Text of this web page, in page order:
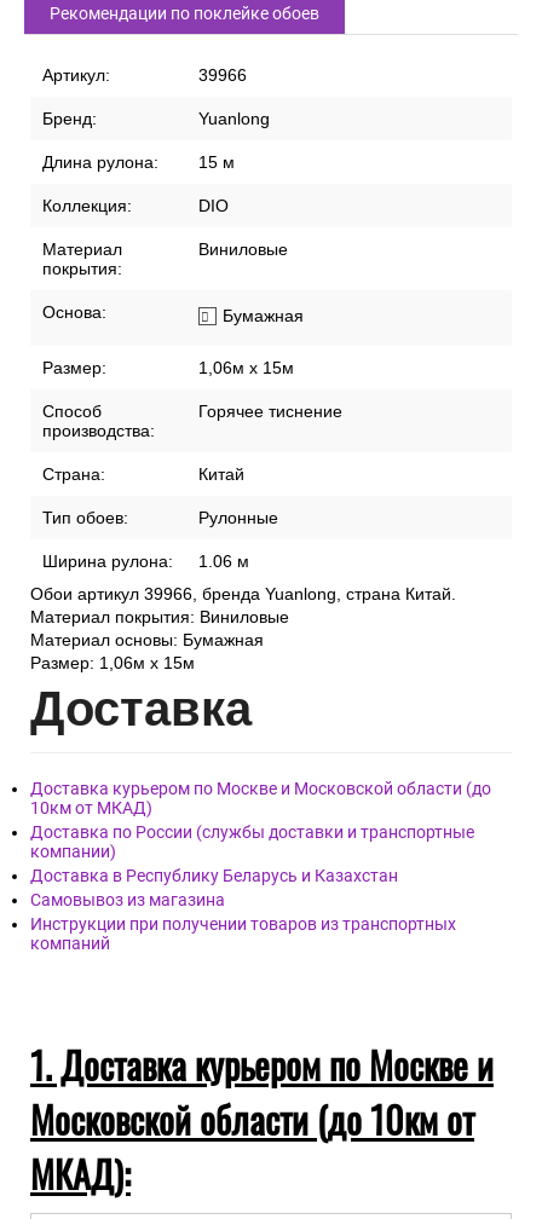
Рекомендации по поклейке обоев
Артикул: 39966
Бренд: Yuanlong
Длина рулона: 15 м
Коллекция: DIO
Материал
покрытия:
Виниловые
Основа: Бумажная
Размер: 1,06м x 15м
Способ
производства:
Горячее тиснение
Страна: Китай
Тип обоев: Рулонные
Ширина рулона:
1.06 м
Обои артикул 39966, бренда Yuanlong, страна Китай.
Материал покрытия: Виниловые
Материал основы: Бумажная
Размер: 1,06м x 15м
Доставка
Доставка курьером по Москве и Московской области (до
10км от МКАД)
Доставка по России (службы доставки и транспортные
компании)
Доставка в Республику Беларусь и Казахстан
Самовывоз из магазина
Инструкции при получении товаров из транспортных
компаний
1. Доставка курьером по Москве и
Московской области (до 10км от
МКАД):